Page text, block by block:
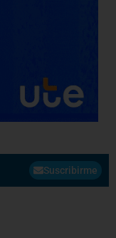
Suscribirme